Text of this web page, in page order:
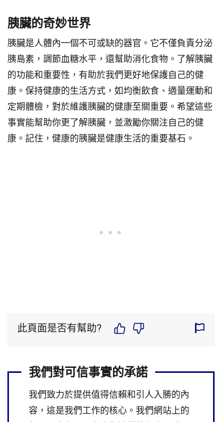
胰臟的奇妙世界
胰臟是人體內一個不可或缺的器官。它不僅負責分泌
胰島素，調節血糖水平，還幫助消化食物。了解胰臟
的功能和重要性，有助於我們更好地保護自己的健
康。保持健康的生活方式，如均衡飲食、適量運動和
定期體檢，對於維護胰臟的健康至關重要。希望這些
事實能幫助你更了解胰臟，並激勵你關注自己的健
康。記住，健康的胰臟是健康生活的重要基石。
此頁面是否有幫助?
我們對可信事實的承諾
我們致力於提供值得信賴和引人入勝的內
容，這是我們工作的核心。我們網站上的